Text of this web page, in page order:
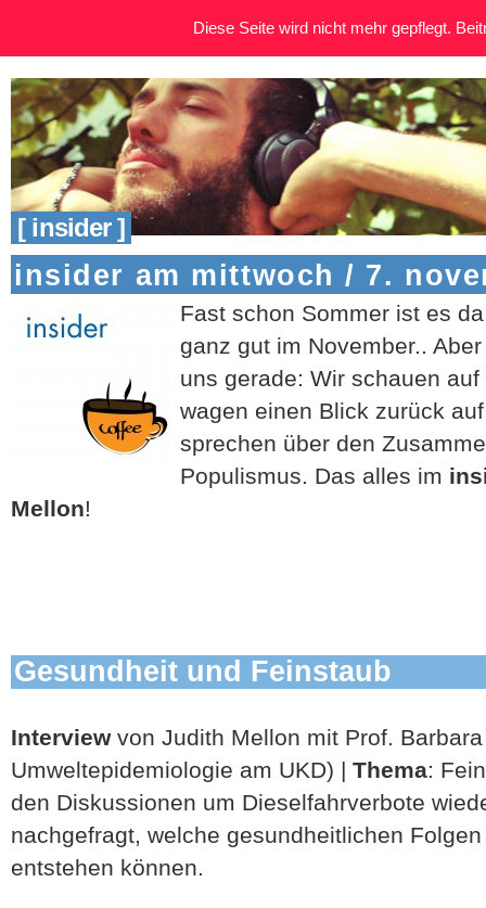
[ insider ]
insider am mittwoch / 7.
Fast schon Sommer ist es
ganz gut im November..
uns gerade: Wir schauen
wagen einen Blick zurück
sprechen über den
Populismus. Das alles im
Mellon!
Gesundheit und Feinstaub
Interviewvon Judith Mellon mit Prof.
Umweltepidemiologie am UKD) | Thema:
den Diskussionen um Dieselfahrverbote
nachgefragt, welche gesundheitlichen
entstehen können.
Diese Seite wird nicht mehr gepflegt.